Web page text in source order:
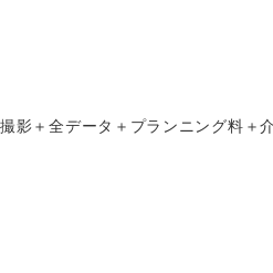
影＋全データ＋プランニング料＋